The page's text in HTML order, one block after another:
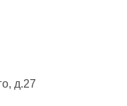
д.27